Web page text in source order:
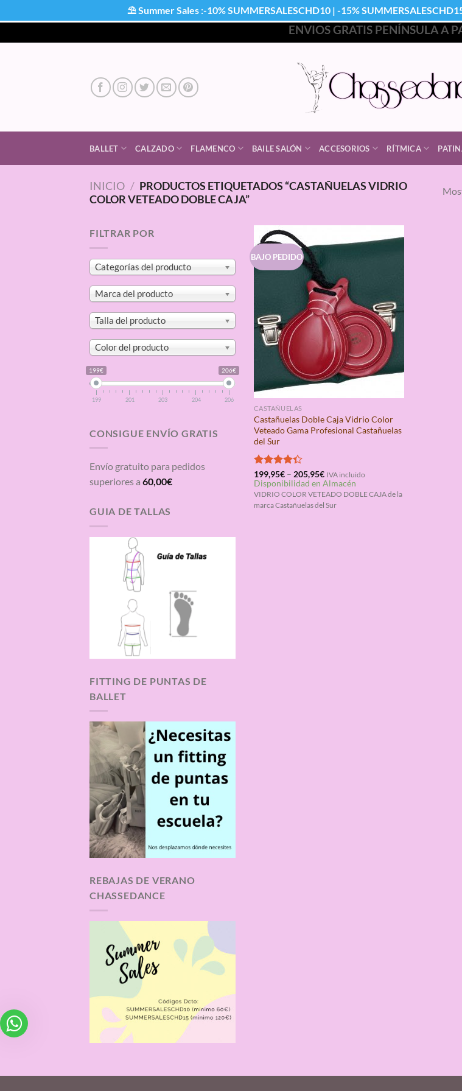
al
ENVIOS GRATIS PENÍNSULA A
BALLET CALZADO FLAMENCO BAILE SALÓN ACCESORIOS RÍTMICA
INICIO / PRODUCTOS ETIQUETADOS “CASTAÑUELAS VIDRIO
COLOR VETEADO DOBLE CAJA”
FILTRAR POR
Categorías del producto
Marca del producto
Talla del producto
Color del producto
199€ 206€
199 201 203 204 206
CONSIGUE ENVÍO GRATIS
Envío gratuito para pedidos
superiores a 60,00€
GUIA DE TALLAS
FITTING DE PUNTAS DE
BALLET
REBAJAS DE VERANO
CHASSEDANCE
BAJO PEDIDO
CASTAÑUELAS
Castañuelas Doble Caja Vidrio Color
Veteado Gama Profesional Castañuelas
del Sur
Valorado
con4.33
de 5
199,95€– 205,95€ IVA incluido
Disponibilidad en Almacén
VIDRIO COLOR VETEADO DOBLE CAJA de la
marca Castañuelas del Sur
⛱ Summer Sales :-10% SUMMERSALESCHD10 | -15%